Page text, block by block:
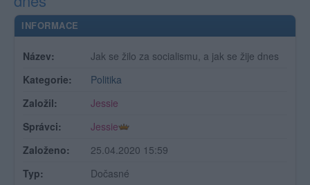
INFORMACE
Název:
Jak se žilo za socialismu, a jak se žije dnes
Kategorie:
Politika
Založil:
Jessie
Správci:
Jessie
Založeno:
25.04.2020 15:59
Typ:
Dočasné